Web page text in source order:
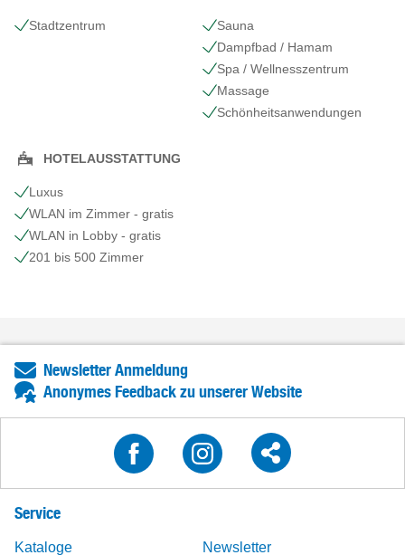
Stadtzentrum
Sauna
Dampfbad / Hamam
Spa / Wellnesszentrum
Massage
Schönheits​anwendungen
HOTELAUSSTATTUNG
Luxus
WLAN im Zimmer - gratis
WLAN in Lobby - gratis
201 bis 500 Zimmer
Newsletter Anmeldung
Anonymes Feedback zu unserer Website
Service
Kataloge
Newsletter